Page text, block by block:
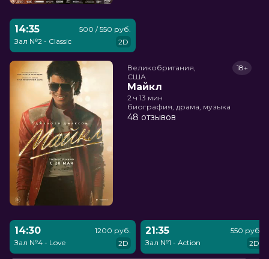
14:35
Зал №2 - Classic
500 / 550 руб.
2D
Великобритания,
США
Майкл
18+
2 ч 13 мин
биография, драма, музыка
48 отзывов
14:30
Зал №4 - Love
1200 руб.
2D
21:35
Зал №1 - Action
550 руб.
2D